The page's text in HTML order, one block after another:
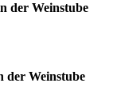
Weinstube